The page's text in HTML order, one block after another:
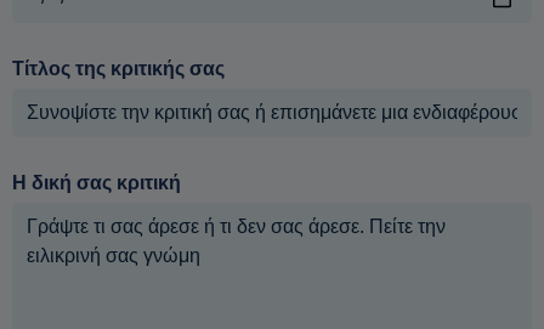
Τίτλος της κριτικής σας
Η δική σας κριτική